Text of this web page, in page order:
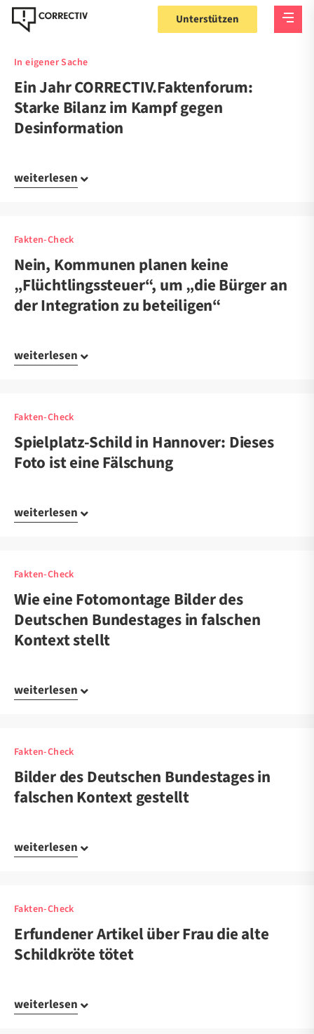
Unterstützen
In eigener Sache
Ein Jahr CORRECTIV.Faktenforum:
Starke Bilanz im Kampf gegen
Desinformation
weiterlesen
Fakten-Check
Nein, Kommunen planen keine
„Flüchtlingssteuer“, um „die Bürger an
der Integration zu beteiligen“
weiterlesen
Fakten-Check
Spielplatz-Schild in Hannover: Dieses
Foto ist eine Fälschung
weiterlesen
Fakten-Check
Wie eine Fotomontage Bilder des
Deutschen Bundestages in falschen
Kontext stellt
weiterlesen
Fakten-Check
Bilder des Deutschen Bundestages in
falschen Kontext gestellt
weiterlesen
Fakten-Check
Erfundener Artikel über Frau die alte
Schildkröte tötet
weiterlesen